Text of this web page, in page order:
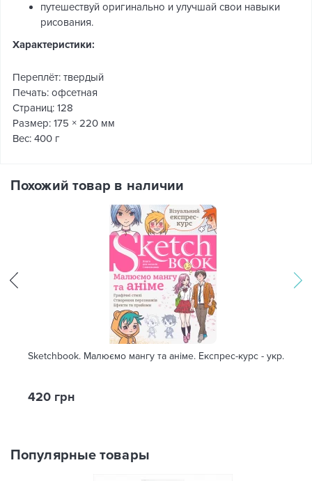
путешествуй оригинально и улучшай свои навыки
рисования.
Характеристики:
Переплёт: твердый
Печать: офсетная
Страниц: 128
Размер: 175 × 220 мм
Вес: 400 г
Похожий товар в наличии
Sketchbook. Малюємо мангу та аніме. Експрес-курс - укр.
420 грн
Популярные товары